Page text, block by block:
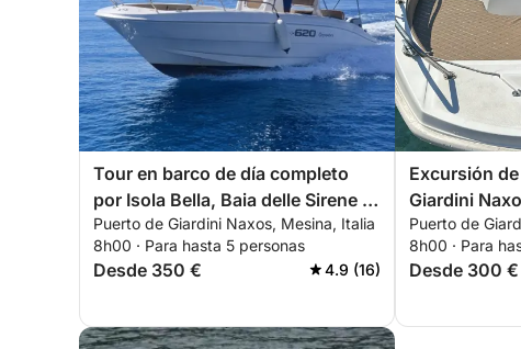
Tour en barco de día completo
por Isola Bella, Baia delle Sirene y
Sant'Alessio
Puerto de Giardini Naxos, Mesina, Italia
8h00 · Para hasta 5 personas
Desde 350 € 4.9 (16)
Excursión
Giardini
costa de
Puerto de
8h00 · Para
Desde 300 €